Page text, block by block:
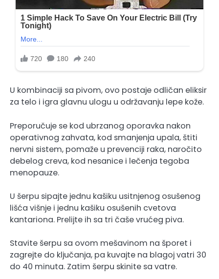
U kombinaciji sa pivom, ovo postaje odličan eliksir
za telo i igra glavnu ulogu u održavanju lepe kože.
Preporučuje se kod ubrzanog oporavka nakon
operativnog zahvata, kod smanjenja upala, štiti
nervni sistem, pomaže u prevenciji raka, naročito
debelog creva, kod nesanice i lečenja tegoba
menopauze.
U šerpu sipajte jednu kašiku usitnjenog osušenog
lišća višnje i jednu kašiku osušenih cvetova
kantariona. Prelijte ih sa tri čaše vrućeg piva.
Stavite šerpu sa ovom mešavinom na šporet i
zagrejte do ključanja, pa kuvajte na blagoj vatri 30
do 40 minuta. Zatim šerpu skinite sa vatre.